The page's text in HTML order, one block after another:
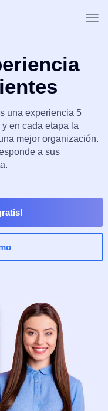
una experiencia 5
en cada etapa la
mejor organización.
a sus